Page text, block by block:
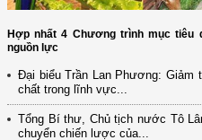
Hợp nhất 4 Chương trình mục tiêu
nguồn lực
Đại biểu Trần Lan Phương: Giảm
chất trong lĩnh vực...
Tổng Bí thư, Chủ tịch nước Tô
chuyển chiến lược của...